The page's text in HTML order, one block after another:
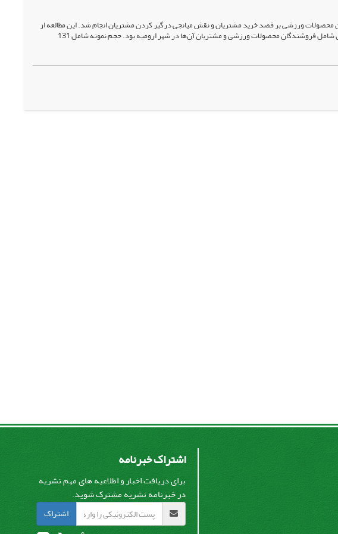
ورزشی بر قصد خرید مشتریان و نقش میانجی درگیر کردن مشتریان انجام شد. این مطالعه از
نظر هدف کاربردی و از نظر روش پژوهش، توصیفی همبستگی است. جامعه آماری شامل فروشندگان محصولات ورزشی و مشتریان آن‌ها در شهر ارومیه بود. حجم نمونه شامل 131
اشتراک خبرنامه
برای دریافت اخبار و اطلاعیه های مهم نشریه
در خبرنامه نشریه مشترک شوید.
اشتراک